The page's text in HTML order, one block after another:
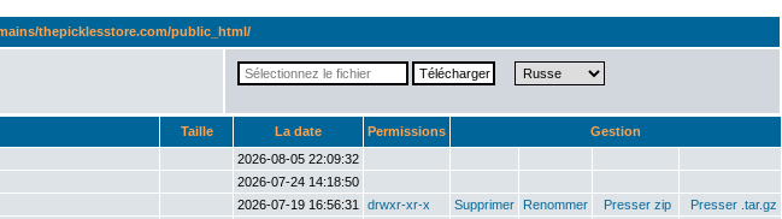
thepicklesstore.com/public_html/
Taille La date Permissions
Gestion
2026-08-05 22:09:32
2026-07-24 14:18:50
2026-07-19 16:56:31 drwxr-xr-x Supprimer Renommer Presser zip
Presser .tar.gz